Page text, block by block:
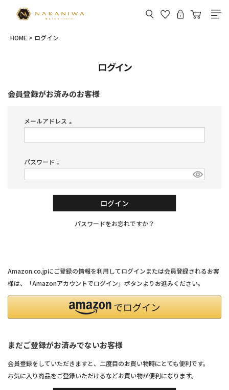
HOME ログイン
ログイン
会員登録がお済みのお客様
メールアドレス
パスワード
(必
ログイン
パスワードをお忘れですか？
Amazon.co.jpにご登録の情報を利用してログインまたは会員登録されるお客
様は、「Amazonアカウントでログイン」ボタンよりお進みください。
まだご登録がお済みでないお客様
会員登録をしていただきますと、二度目のお買い物時にとても便利です。
お気に入り商品をご登録いただけるなどお買い物が便利になります。